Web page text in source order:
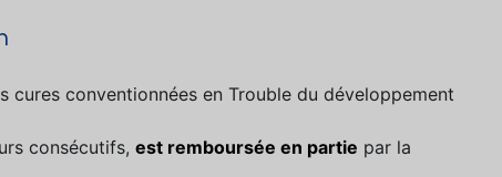
cures conventionnées en Trouble du développement
consécutifs, est remboursée en partie par la